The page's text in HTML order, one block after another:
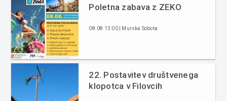
Poletna zabava z ZEKO
08.08 13:00 | Murska Sobota
22. Postavitev društvenega
klopotca v Filovcih